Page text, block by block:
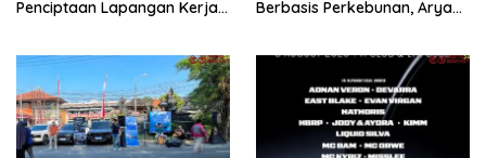
Penciptaan Lapangan Kerja,
Berbasis Perkebunan, Arya
Pertama Magister ITSI